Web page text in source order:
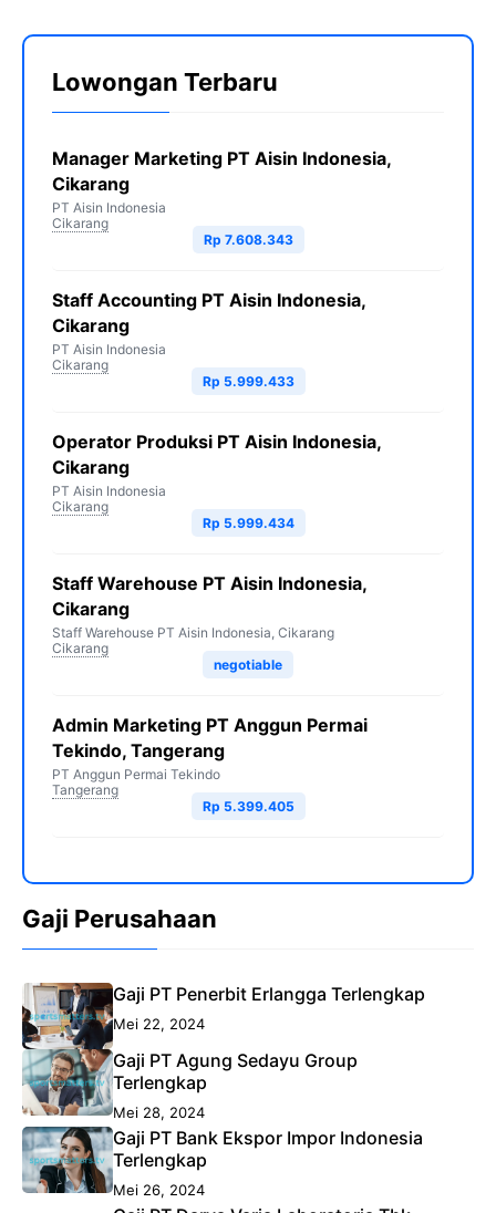
Lowongan Terbaru
Manager Marketing PT Aisin Indonesia,
Cikarang
PT Aisin Indonesia
Cikarang
Rp 7.608.343
Staff Accounting PT Aisin Indonesia,
Cikarang
PT Aisin Indonesia
Cikarang
Rp 5.999.433
Operator Produksi PT Aisin Indonesia,
Cikarang
PT Aisin Indonesia
Cikarang
Rp 5.999.434
Staff Warehouse PT Aisin Indonesia,
Cikarang
Staff Warehouse PT Aisin Indonesia, Cikarang
Cikarang
negotiable
Admin Marketing PT Anggun Permai
Tekindo, Tangerang
PT Anggun Permai Tekindo
Tangerang
Rp 5.399.405
Gaji Perusahaan
Gaji PT Penerbit Erlangga Terlengkap
Mei 22, 2024
Gaji PT Agung Sedayu Group
Terlengkap
Mei 28, 2024
Gaji PT Bank Ekspor Impor Indonesia
Terlengkap
Mei 26, 2024